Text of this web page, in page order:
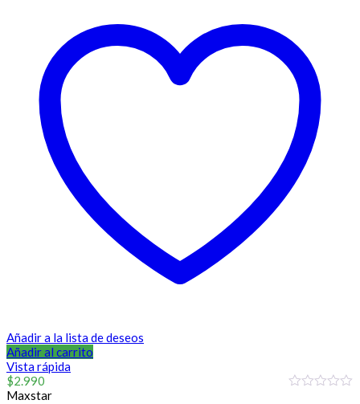
Añadir a la lista de deseos
Añadir al carrito
Vista rápida
$2.990
Maxstar